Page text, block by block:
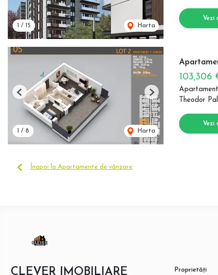
/ 15 Harta
Vezi
/ 8 Harta
Previous Next
103,306
Theodor
Vezi
Înapoi la Apartamente de vânzare
CLEVER IMOBILIARE Proprietăți